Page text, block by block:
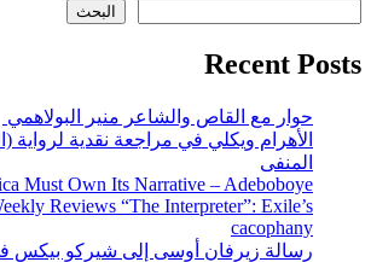
البحث
Recent Posts
حوار مع القاص والشاعر منير البولاهمي
الأهرام ويكلي في مراجعة نقدية
المنفى
Must Own Its Narrative – Adeboboye
Reviews “The Interpreter”: Exile’s
cacophany
رسالة زيرفان أوسى إلى شيركو بيكس